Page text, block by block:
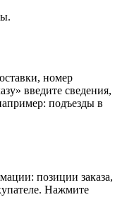
номер
введите сведения,
подъезды в
позиции заказа,
Нажмите